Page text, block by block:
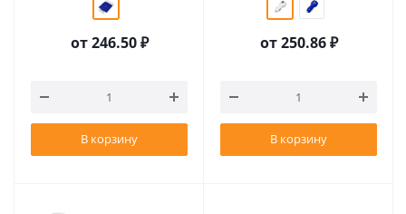
от246.50 ₽
В корзину
от250.86 ₽
В корзину